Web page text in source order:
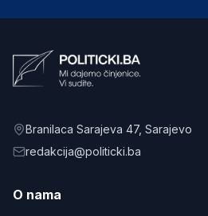
Branilaca Sarajeva 47, Sarajevo
redakcija@politicki.ba
O nama